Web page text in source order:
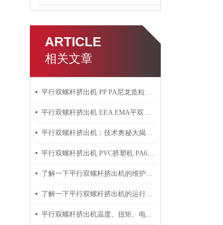
ARTICLE
相关文章
平行双螺杆挤出机 PP PA尼龙造粒机技术参数
平行双螺杆挤出机 EEA EMA平双挤出机 双螺杆挤出机技术参数
平行双螺杆挤出机：技术奥秘大揭秘！
平行双螺杆挤出机 PVC挤塑机 PA6+玻纤挤出造粒机技术参数
了解一下平行双螺杆挤出机的维护保养方法吧
了解一下平行双螺杆挤出机的运行过程吧
平行双螺杆挤出机温度、扭矩、电流控制要点